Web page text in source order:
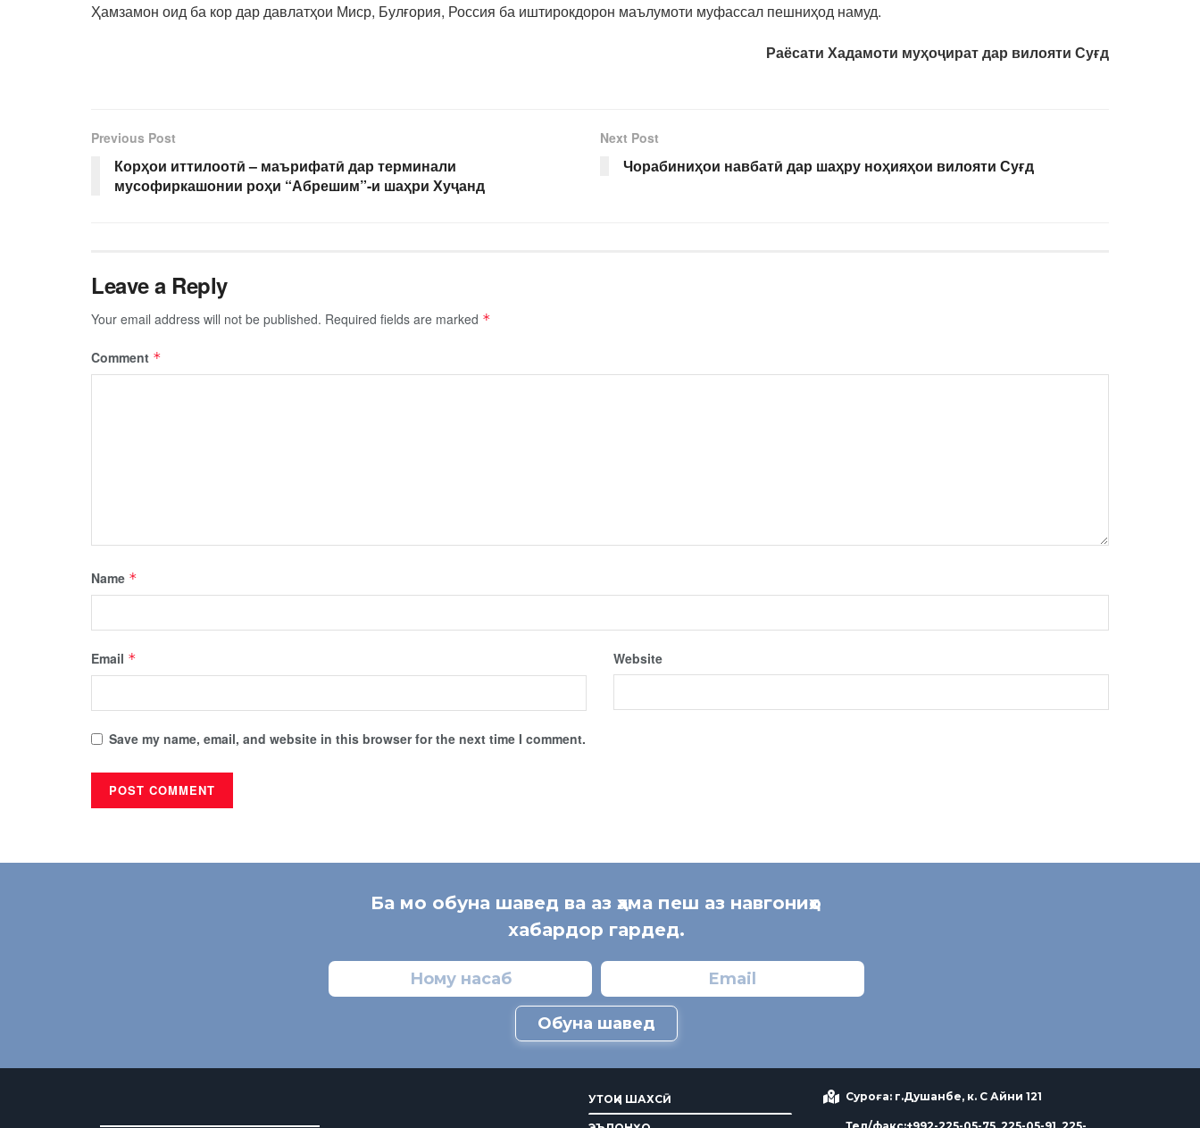
Ҳамзамон оид ба кор дар давлатҳои Миср, Булғория, Россия ба иштирокдорон маълумоти муфассал пешниҳод намуд.
Раёсати Хадамоти муҳоҷират дар вилояти Суғд
Previous Post
Корҳои иттилоотӣ – маърифатӣ дар терминали
мусофиркашонии роҳи “Абрешим”-и шаҳри Хуҷанд
Next Post
Чорабиниҳои навбатӣ дар шаҳру ноҳияҳои вилояти Суғд
Leave a Reply
Your email address will not be published. Required fields are marked *
Comment *
Name *
Email * Website
Save my name, email, and website in this browser for the next time I comment.
Ба мо обуна шавед ва аз ҳама пеш аз навгониҳо
хабардор гардед.
Обуна шавед
УТОҚИ ШАХСӢ Суроға: г.Душанбе, к. С Айни 121